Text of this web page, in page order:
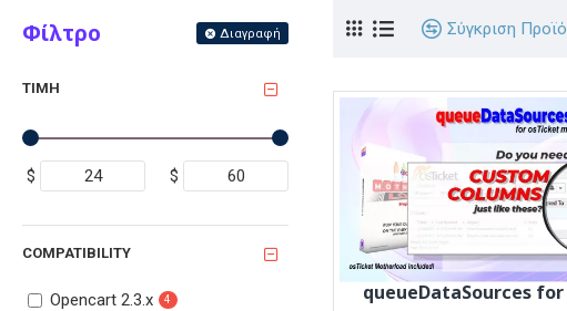
Φίλτρο Διαγραφή
ΤΙΜΉ
$ $
COMPATIBILITY
Opencart 2.3.x 4
Σύγκριση
queueDataSources